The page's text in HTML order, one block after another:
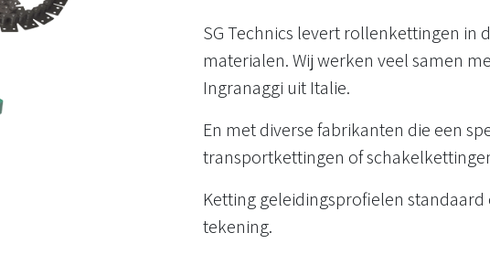
SG Technics levert rollenkettingen in
materialen. Wij werken veel samen
Ingranaggi uit Italie.
En met diverse fabrikanten die een
transportkettingen of
Ketting geleidingsprofielen
tekening.